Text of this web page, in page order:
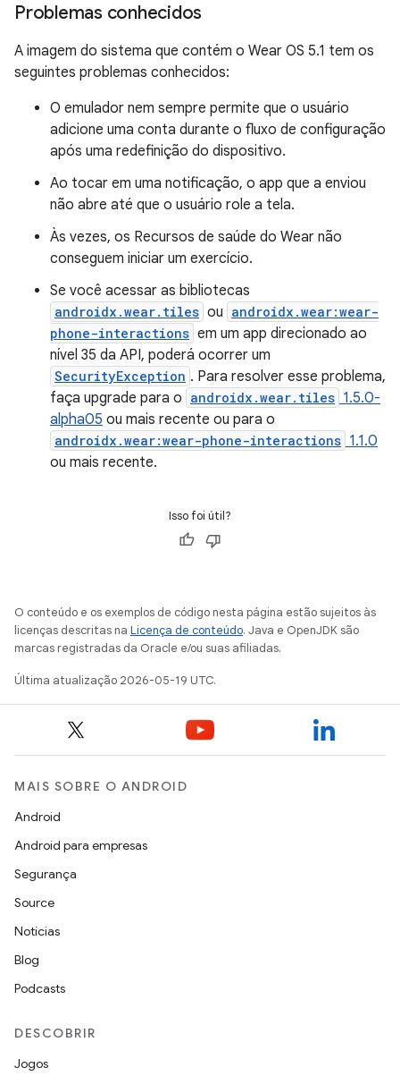
Problemas conhecidos
A imagem do sistema que contém o Wear OS 5.1 tem os
seguintes problemas conhecidos:
O emulador nem sempre permite que o usuário
adicione uma conta durante o fluxo de configuração
após uma redefinição do dispositivo.
Ao tocar em uma notificação, o app que a enviou
não abre até que o usuário role a tela.
Às vezes, os Recursos de saúde do Wear não
conseguem iniciar um exercício.
Se você acessar as bibliotecas
androidx.wear.tiles ou androidx.wear:wear-
phone-interactions em um app direcionado ao
nível 35 da API, poderá ocorrer um
SecurityException . Para resolver esse problema,
faça upgrade para o androidx.wear.tiles 1.5.0-
alpha05 ou mais recente ou para o
androidx.wear:wear-phone-interactions 1.1.0
ou mais recente.
Isso foi útil?
O conteúdo e os exemplos de código nesta página estão sujeitos às
licenças descritas na Licença de conteúdo. Java e OpenJDK são
marcas registradas da Oracle e/ou suas afiliadas.
Última atualização 2026-05-19 UTC.
MAIS SOBRE O ANDROID
Android
Android para empresas
Segurança
Source
Notícias
Blog
Podcasts
DESCOBRIR
Jogos